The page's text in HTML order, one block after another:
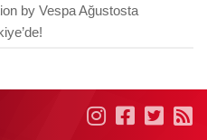
by Vespa Ağustosta